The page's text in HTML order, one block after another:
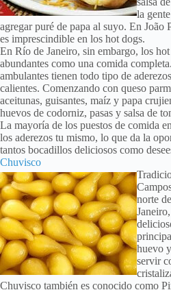
la
agregar puré de papa al suyo. En João
es imprescindible en los hot dogs.
En Río de Janeiro, sin embargo, los
abundantes como una comida
ambulantes tienen todo tipo de
calientes. Comenzando con queso
aceitunas, guisantes, maíz y papa
huevos de codorniz, pasas y salsa de
La mayoría de los puestos de comida
los aderezos tu mismo, lo que da la
tantos bocadillos deliciosos como
Chuvisco
norte
huevo
servir
Chuvisco también es conocido como